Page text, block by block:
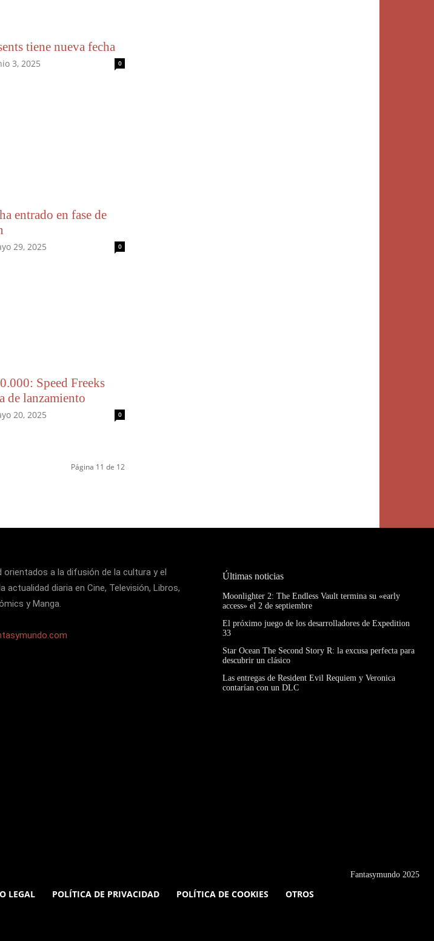
tiene nueva fecha
3, 2025 0
entrado en fase de
29, 2025 0
Speed Freeks
de lanzamiento
20, 2025 0
Página 11 de 12
orientados a la difusión de la cultura y el
actualidad diaria en Cine, Televisión, Libros,
y Manga.
Últimas noticias
Moonlighter 2: The Endless Vault termina su «early
access» el 2 de septiembre
El próximo juego de los desarrolladores de Expedition
33
Star Ocean The Second Story R: la excusa perfecta para
descubrir un clásico
Las entregas de Resident Evil Requiem y Veronica
contarían con un DLC
Fantasymundo 2025
LEGAL POLÍTICA DE PRIVACIDAD POLÍTICA DE COOKIES OTROS